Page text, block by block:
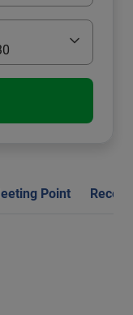
Point